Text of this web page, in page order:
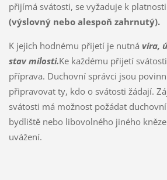
přijímá svátosti, se vyžaduje k platnosti
(výslovný nebo alespoň zahrnutý).
K jejich hodnému přijetí je nutná víra,
stav milosti.Ke každému přijetí
příprava. Duchovní správci jsou
připravovat ty, kdo o svátosti žádají.
svátosti má možnost požádat
bydliště nebo libovolného jiného
uvážení.